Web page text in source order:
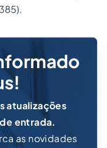
atualizações
entrada.
as novidades